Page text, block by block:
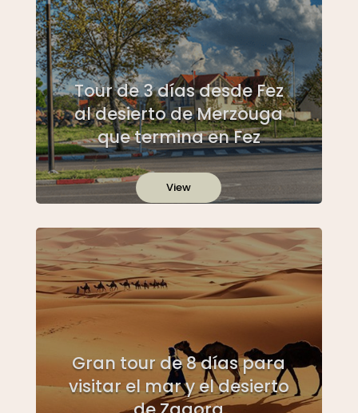
Tour de 3 días desde Fez
al desierto de Merzouga
que termina en Fez
View
Gran tour de 8 días para
visitar el mar y el desierto